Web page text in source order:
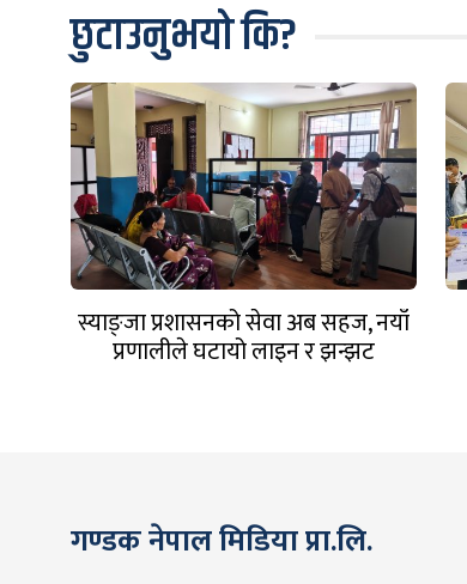
छुटाउनुभयो कि?
स्याङ्जा प्रशासनको सेवा अब सहज, नयाँ
प्रणालीले घटायो लाइन र झन्झट
गण्डक नेपाल मिडिया प्रा.लि.